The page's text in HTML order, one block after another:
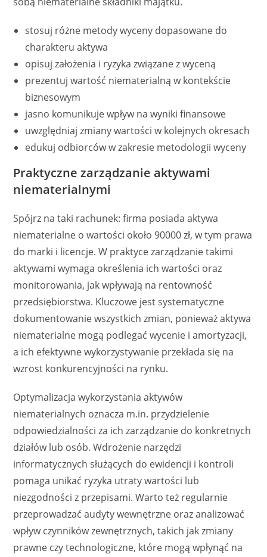
stosuj różne metody wyceny dopasowane do
charakteru aktywa
opisuj założenia i ryzyka związane z wyceną
prezentuj wartość niematerialną w kontekście
biznesowym
jasno komunikuje wpływ na wyniki finansowe
uwzględniaj zmiany wartości w kolejnych okresach
edukuj odbiorców w zakresie metodologii wyceny
Praktyczne zarządzanie aktywami
niematerialnymi
Spójrz na taki rachunek: firma posiada aktywa
niematerialne o wartości około 90000 zł, w tym prawa
do marki i licencje. W praktyce zarządzanie takimi
aktywami wymaga określenia ich wartości oraz
monitorowania, jak wpływają na rentowność
przedsiębiorstwa. Kluczowe jest systematyczne
dokumentowanie wszystkich zmian, ponieważ aktywa
niematerialne mogą podlegać wycenie i amortyzacji,
a ich efektywne wykorzystywanie przekłada się na
wzrost konkurencyjności na rynku.
Optymalizacja wykorzystania aktywów
niematerialnych oznacza m.in. przydzielenie
odpowiedzialności za ich zarządzanie do konkretnych
działów lub osób. Wdrożenie narzędzi
informatycznych służących do ewidencji i kontroli
pomaga unikać ryzyka utraty wartości lub
niezgodności z przepisami. Warto też regularnie
przeprowadzać audyty wewnętrzne oraz analizować
wpływ czynników zewnętrznych, takich jak zmiany
prawne czy technologiczne, które mogą wpłynąć na